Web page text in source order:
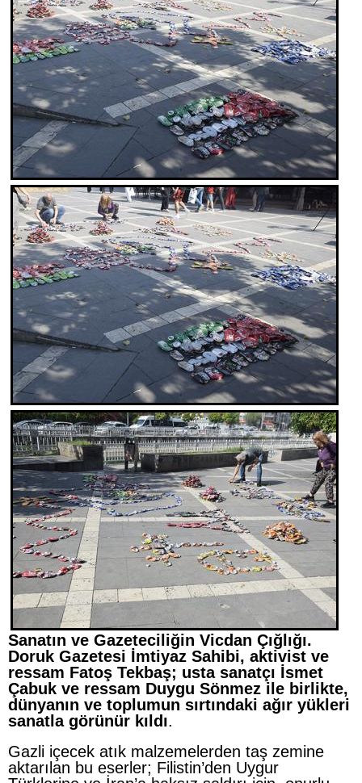
Sanatın ve Gazeteciliğin Vicdan Çığlığı.
Doruk Gazetesi İmtiyaz Sahibi, aktivist ve
ressam Fatoş Tekbaş; usta sanatçı İsmet
Çabuk ve ressam Duygu Sönmez ile birlikte,
dünyanın ve toplumun sırtındaki ağır yükleri
sanatla görünür kıldı.
Gazli içecek atık malzemelerden taş zemine
aktarılan bu eserler; Filistin’den Uygur